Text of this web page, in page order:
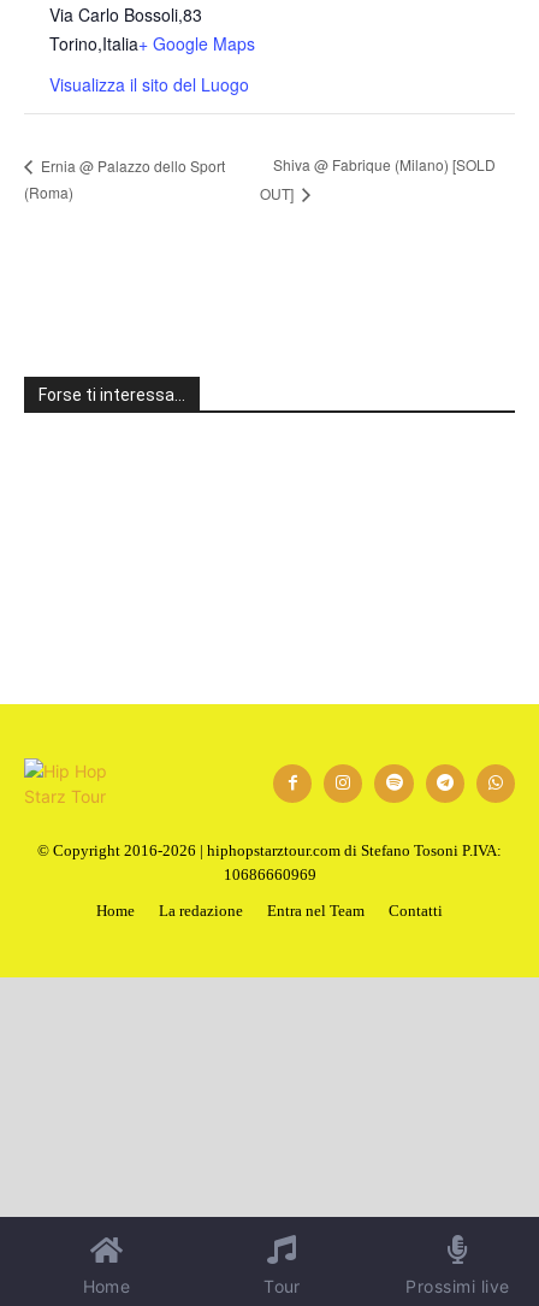
Via Carlo Bossoli,83
Torino,Italia+ Google Maps
Visualizza il sito del Luogo
Ernia @ Palazzo dello Sport
(Roma)
Shiva @ Fabrique (Milano) [SOLD
OUT]
Forse ti interessa…
1
© Copyright 2016-2026 | hiphopstarztour.com di Stefano Tosoni P.IVA:
10686660969
Home
La redazione Entra nel Team Contatti
Home Tour Prossimi live